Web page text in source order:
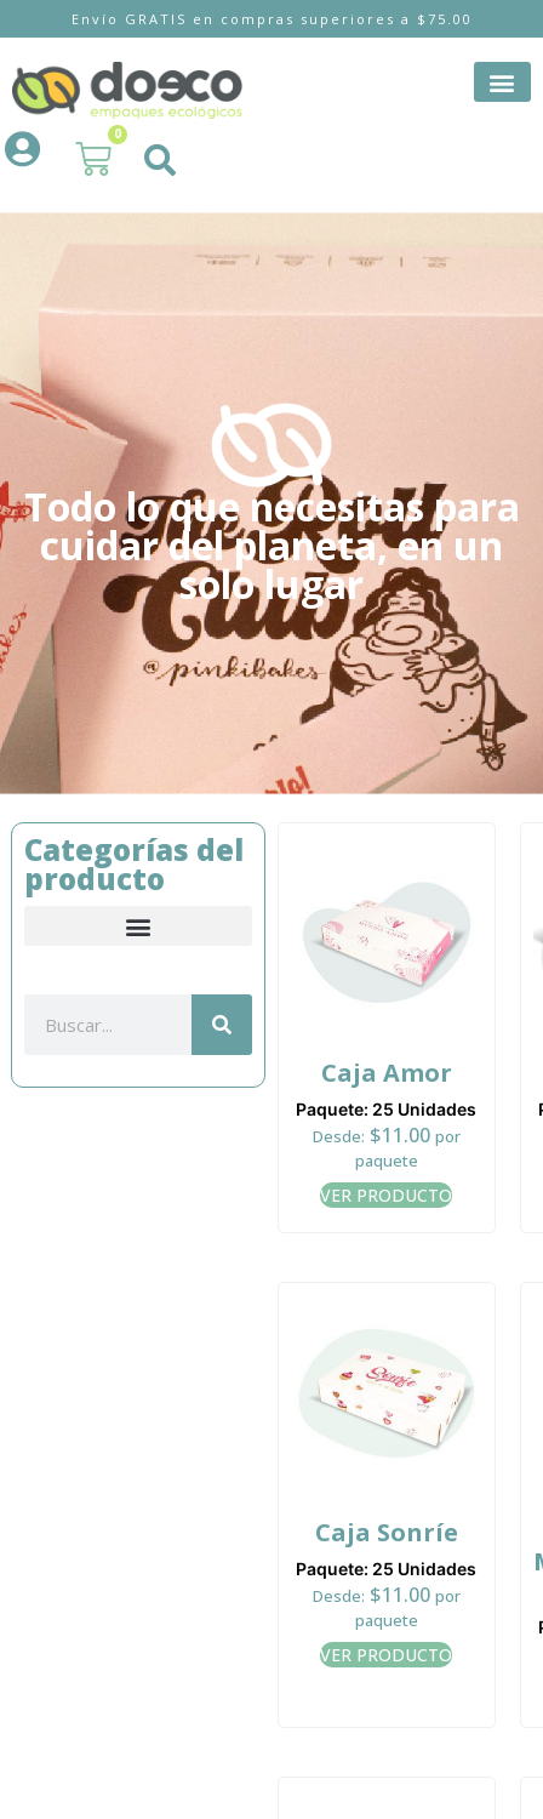
Envío GRATIS en compras superiores a $75.00
0
Todo lo que necesitas para
cuidar del planeta, en un
solo lugar
Categorías del
producto
Caja Amor
Paquete: 25 Unidades
Desde: $11.00 por
paquete
VER PRODUCTO
Caja Sonríe
Paquete: 25 Unidades
Desde: $11.00 por
paquete
VER PRODUCTO